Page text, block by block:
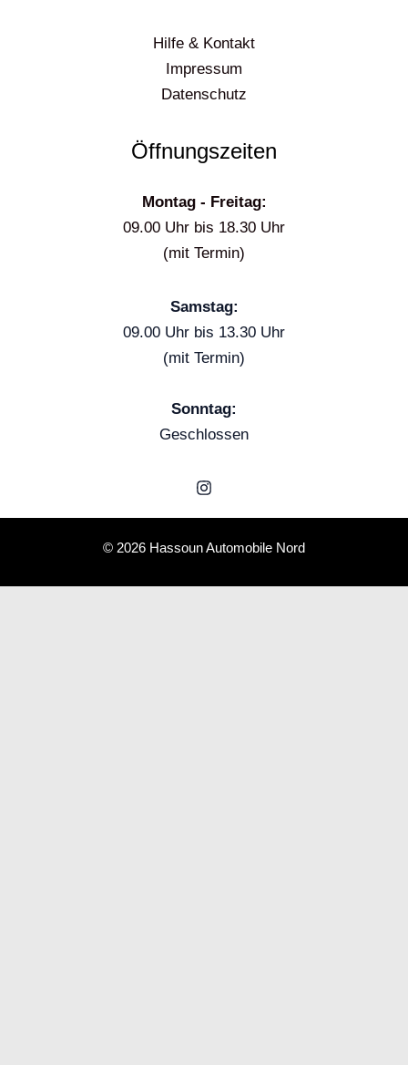
Hilfe & Kontakt
Impressum
Datenschutz
Öffnungszeiten
Montag - Freitag:
09.00 Uhr bis 18.30 Uhr
(mit Termin)
Samstag:
09.00 Uhr bis 13.30 Uhr
(mit Termin)
Sonntag:
Geschlossen
© 2026 Hassoun Automobile Nord